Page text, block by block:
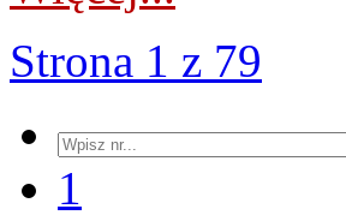
Strona 1 z 79
1